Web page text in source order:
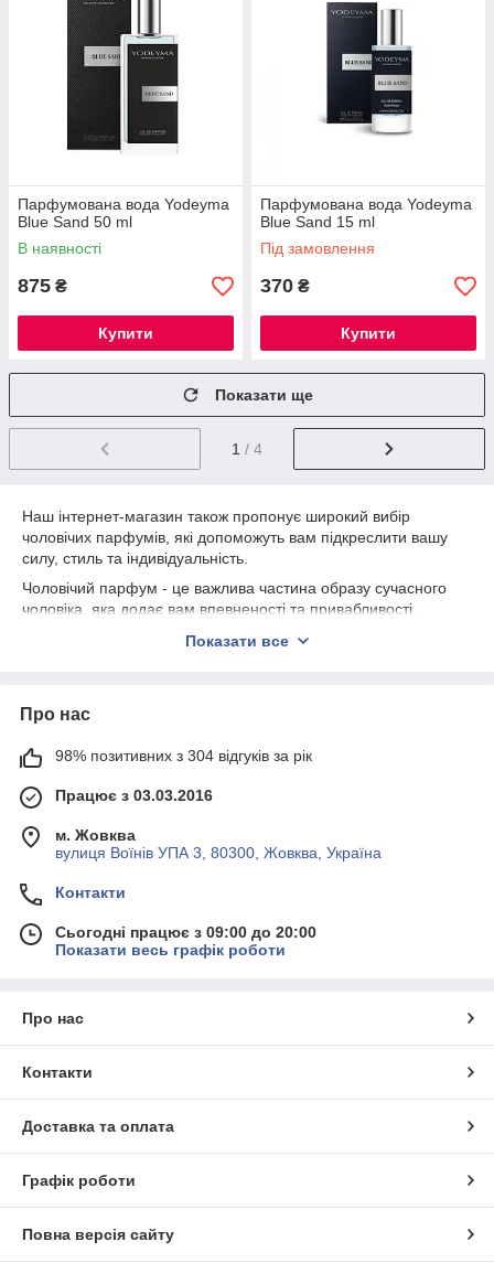
Парфумована вода Yodeyma
Blue Sand 50 ml
В наявності
875 ₴
Купити
Парфумована вода Yodeyma
Blue Sand 15 ml
Під замовлення
370 ₴
Купити
Показати ще
1 / 4
Наш інтернет-магазин також пропонує широкий вибір
чоловічих парфумів, які допоможуть вам підкреслити вашу
силу, стиль та індивідуальність.
Чоловічий парфум - це важлива частина образу сучасного
чоловіка, яка додає вам впевненості та привабливості.
ваш стиль та підкреслить ваш характер.
чоловіка. Виберіть парфум, який додасть вам харизми та
протягом усього дня.
Показати все
Про нас
98% позитивних з 304 відгуків за рік
Працює з 03.03.2016
м. Жовква
вулиця Воїнів УПА 3, 80300, Жовква, Україна
Контакти
Сьогодні працює з 09:00 до 20:00
Показати весь графік роботи
Про нас
Контакти
Доставка та оплата
Графік роботи
Повна версія сайту